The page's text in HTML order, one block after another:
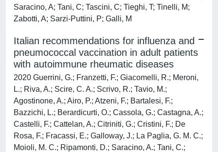
Saracino, A; Tani, C; Tascini, C; Tieghi, T; Tinelli, M;
Zabotti, A; Sarzi-Puttini, P; Galli, M
Italian recommendations for influenza and
pneumococcal vaccination in adult patients
with autoimmune rheumatic diseases
2020 Guerrini, G.; Franzetti, F.; Giacomelli, R.; Meroni,
L.; Riva, A.; Scire, C. A.; Scrivo, R.; Tavio, M.;
Agostinone, A.; Airo, P.; Atzeni, F.; Bartalesi, F.;
Bazzichi, L.; Berardicurti, O.; Cassola, G.; Castagna, A.;
Castelli, F.; Cattelan, A.; Citriniti, G.; Cristini, F.; De
Rosa, F.; Fracassi, E.; Galloway, J.; La Paglia, G. M. C.;
Moioli, M. C.; Ripamonti, D.; Saracino, A.; Tani, C.;